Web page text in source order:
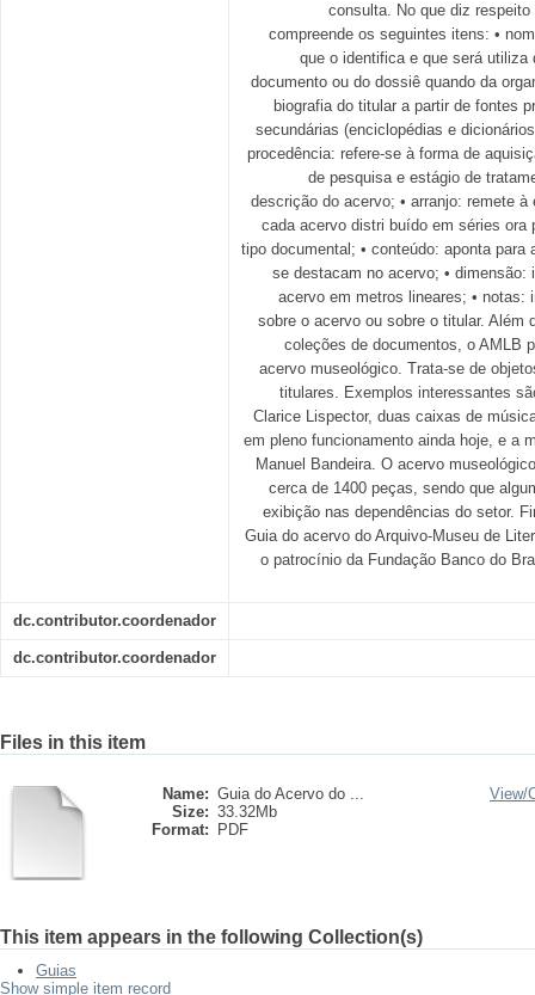
consulta. No que diz
compreende os seguintes itens: •
que o identifica e que será utiliza
documento ou do dossiê quando da
biografia do titular a partir de fontes
secundárias (enciclopédias e
procedência: refere-se à forma de
de pesquisa e estágio de
descrição do acervo; • arranjo: remete
cada acervo distri buído em séries ora
tipo documental; • conteúdo: aponta para
se destacam no acervo; • dimensão:
acervo em metros lineares; • notas:
sobre o acervo ou sobre o titular. Além
coleções de documentos, o AMLB
acervo museológico. Trata-se de
titulares. Exemplos interessantes
Clarice Lispector, duas caixas de
em pleno funcionamento ainda hoje, e a
Manuel Bandeira. O acervo
cerca de 1400 peças, sendo que
exibição nas dependências do setor.
Guia do acervo do Arquivo-Museu de
o patrocínio da Fundação Banco do
dc.contributor.coordenador
dc.contributor.coordenador
Files in this item
Name: Guia do Acervo do ...
Size: 33.32Mb
Format:
PDF
View/
This item appears in the following Collection(s)
Guias
Show simple item record